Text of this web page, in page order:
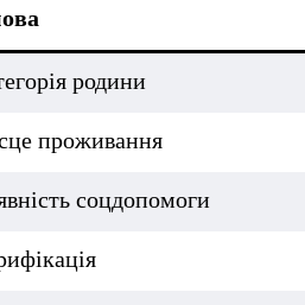
родини
проживання
соцдопомоги